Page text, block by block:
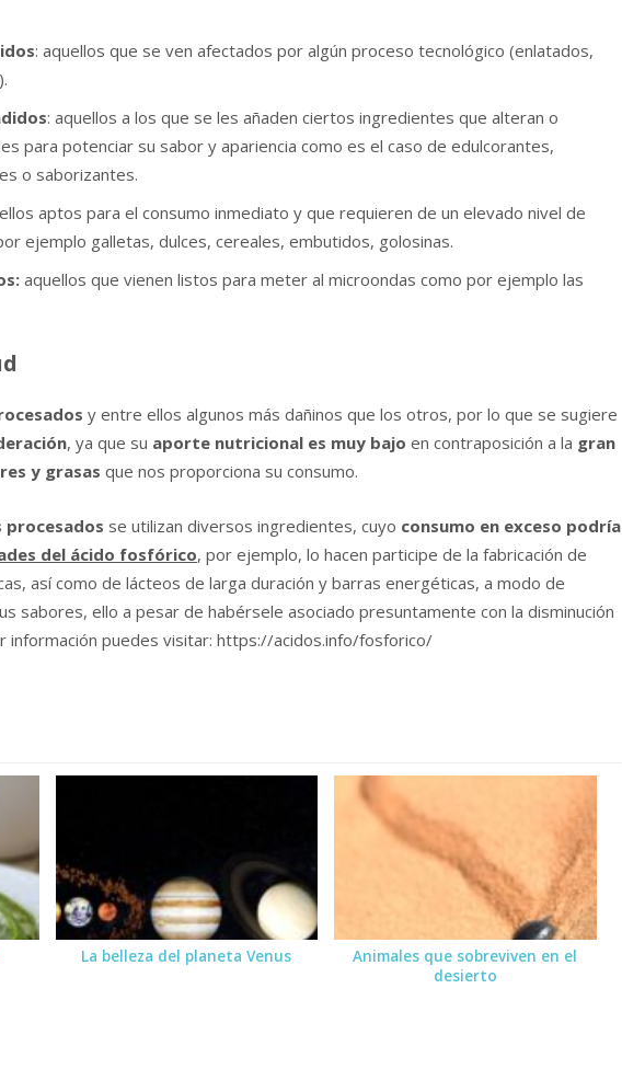
: aquellos que se ven afectados por algún proceso tecnológico (enlatados,
: aquellos a los que se les añaden ciertos ingredientes que alteran o
para potenciar su sabor y apariencia como es el caso de edulcorantes,
o saborizantes.
aptos para el consumo inmediato y que requieren de un elevado nivel de
ejemplo galletas, dulces, cereales, embutidos, golosinas.
aquellos que vienen listos para meter al microondas como por ejemplo las
y entre ellos algunos más dañinos que los otros, por lo que se sugiere
, ya que su aporte nutricional es muy bajo en contraposición a la gran
y grasas que nos proporciona su consumo.
se utilizan diversos ingredientes, cuyo consumo en exceso podría
del ácido fosfórico, por ejemplo, lo hacen participe de la fabricación de
así como de lácteos de larga duración y barras energéticas, a modo de
sabores, ello a pesar de habérsele asociado presuntamente con la disminución
información puedes visitar: https://acidos.info/fosforico/
La belleza del planeta Venus
Animales que sobreviven en el
desierto